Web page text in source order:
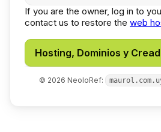
If you are the owner, log in to
contact us to restore the web
Hosting, Dominios y
© 2026 NeoloRef: